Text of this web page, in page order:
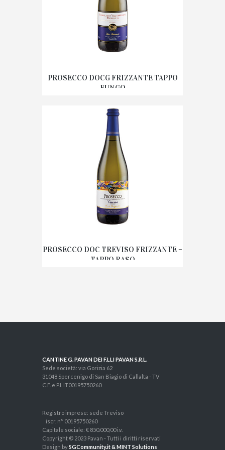
PROSECCO DOCG FRIZZANTE TAPPO
FUNGO
PROSECCO DOC TREVISO FRIZZANTE –
TAPPO RASO
CANTINE G. PAVAN DEI F.LLI PAVAN S.R.L.
Sede società: via Gorizia 62
31048 Spercenigo di San Biagio di Callalta - TV
C.F. e P.I. IT00195750260
Registro imprese: sede Treviso
iscr. n° 00195750260
Capitale sociale: € 850.000,00 i.v.
Copyright © 2023 Pavan - Tutti i diritti riservati
Design bySGCommunity.it & MINT Solutions